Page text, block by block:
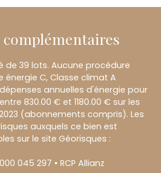
de 39 lots. Aucune procédure
énergie C, Classe climat A
annuelles d'énergie pour
830.00 € et 1180.00 € sur les
(abonnements compris). Les
auxquels ce bien est
sur le site Géorisques :
045 297 • RCP Allianz